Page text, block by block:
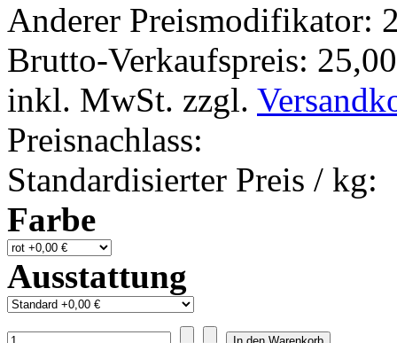
Anderer Preismodifikator:
Brutto-Verkaufspreis:
inkl. MwSt. zzgl.
Preisnachlass:
Standardisierter Preis / kg:
Farbe
Ausstattung